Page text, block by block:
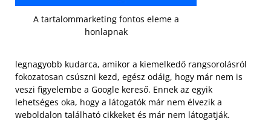
A tartalommarketing fontos eleme a
honlapnak
legnagyobb kudarca, amikor a kiemelkedő rangsorolásról
fokozatosan csúszni kezd, egész odáig, hogy már nem is
veszi figyelembe a Google kereső. Ennek az egyik
lehetséges oka, hogy a látogatók már nem élvezik a
weboldalon található cikkeket és már nem látogatják.